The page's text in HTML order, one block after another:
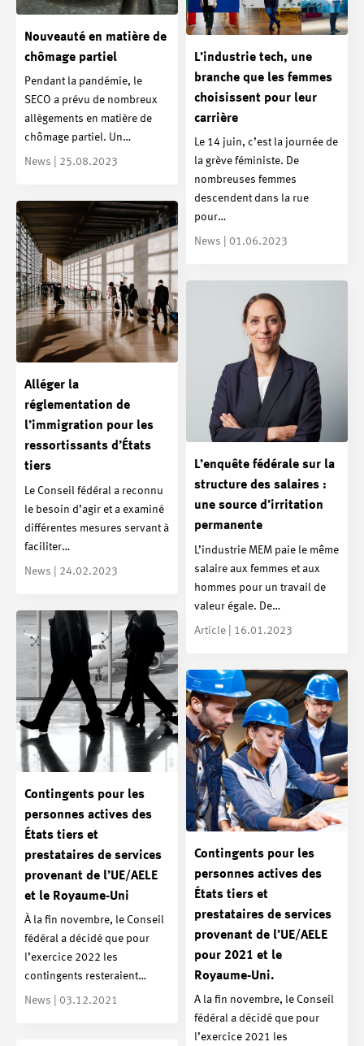
Nouveauté en matière de
chômage partiel
Pendant la pandémie, le
SECO a prévu de nombreux
allègements en matière de
chômage partiel. Un…
News | 25.08.2023
L’industrie tech, une
branche que les femmes
choisissent pour leur
carrière
Le 14 juin, c’est la journée de
la grève féministe. De
nombreuses femmes
descendent dans la rue
pour…
News | 01.06.2023
Alléger la
réglementation de
l’immigration pour les
ressortissants d’États
tiers
Le Conseil fédéral a reconnu
le besoin d’agir et a examiné
différentes mesures servant à
faciliter…
News | 24.02.2023
L’enquête fédérale sur la
structure des salaires :
une source d’irritation
permanente
L’industrie MEM paie le même
salaire aux femmes et aux
hommes pour un travail de
valeur égale. De…
Article | 16.01.2023
Contingents pour les
personnes actives des
États tiers et
prestataires de services
provenant de l’UE/AELE
et le Royaume-Uni
À la fin novembre, le Conseil
fédéral a décidé que pour
l’exercice 2022 les
contingents resteraient…
News | 03.12.2021
Contingents pour les
personnes actives des
États tiers et
prestataires de services
provenant de l’UE/AELE
pour 2021 et le
Royaume-Uni.
A la fin novembre, le Conseil
fédéral a décidé que pour
l’exercice 2021 les